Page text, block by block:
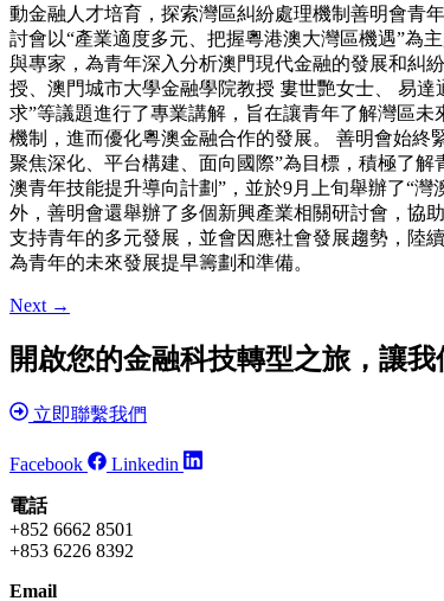
動金融人才培育，探索灣區糾紛處理機制善明會青
討會以“產業適度多元、把握粵港澳大灣區機遇”為
與專家，為青年深入分析澳門現代金融的發展和糾
授、澳門城市大學金融學院教授 婁世艷女士、 易
求”等議題進行了專業講解，旨在讓青年了解灣區
機制，進而優化粵澳金融合作的發展。 善明會始終
聚焦深化、平台構建、面向國際”為目標，積極了
澳青年技能提升導向計劃”，並於9月上旬舉辦了“
外，善明會還舉辦了多個新興產業相關研討會，協
支持青年的多元發展，並會因應社會發展趨勢，陸
為青年的未來發展提早籌劃和準備。
Next →
開啟您的金融科技轉型之旅，讓
立即聯繫我們
Facebook Linkedin
電話
+852 6662 8501
+853 6226 8392
Email